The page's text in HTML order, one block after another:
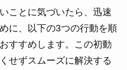
ことに気づいたら、迅速
に、以下の3つの行動を順
すすめします。この初動
せずスムーズに解決する